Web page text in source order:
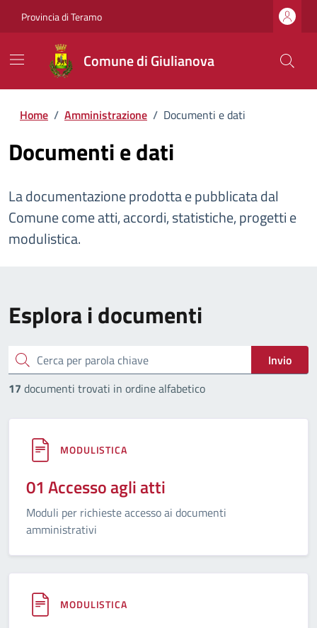
Provincia di Teramo
Comune di Giulianova
Home / Amministrazione / Documenti e dati
Documenti e dati
La documentazione prodotta e pubblicata dal
Comune come atti, accordi, statistiche, progetti e
modulistica.
Esplora i documenti
cerca
Invio
17 documenti trovati in ordine alfabetico
MODULISTICA
01 Accesso agli atti
Moduli per richieste accesso ai documenti
amministrativi
MODULISTICA